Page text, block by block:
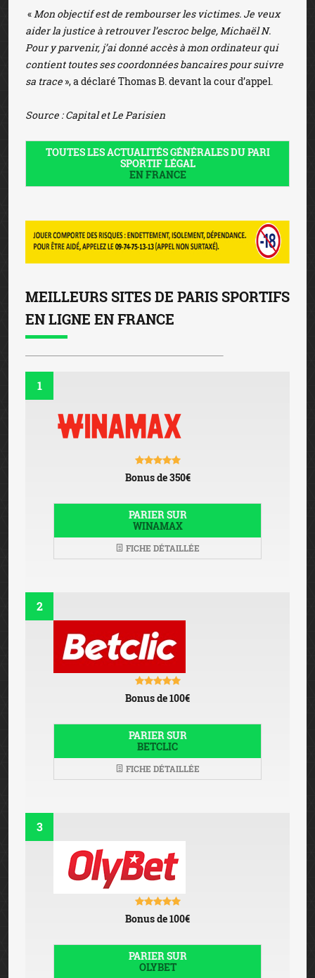
«Mon objectif est de rembourser les victimes. Je veux
aider la justice à retrouver l’escroc belge, Michaël N.
Pour y parvenir, j’ai donné accès à mon ordinateur qui
contient toutes ses coordonnées bancaires pour suivre
sa trace », a déclaré Thomas B. devant la cour d’appel.
Source : Capital et Le Parisien
TOUTES LES ACTUALITÉS GÉNÉRALES DU PARI
SPORTIF LÉGAL
EN FRANCE
MEILLEURS SITES DE PARIS SPORTIFS
EN LIGNE EN FRANCE
1
Bonus de 350€
PARIER SUR
WINAMAX
FICHE DÉTAILLÉE
2
Bonus de 100€
PARIER SUR
BETCLIC
FICHE DÉTAILLÉE
3
Bonus de 100€
PARIER SUR
OLYBET